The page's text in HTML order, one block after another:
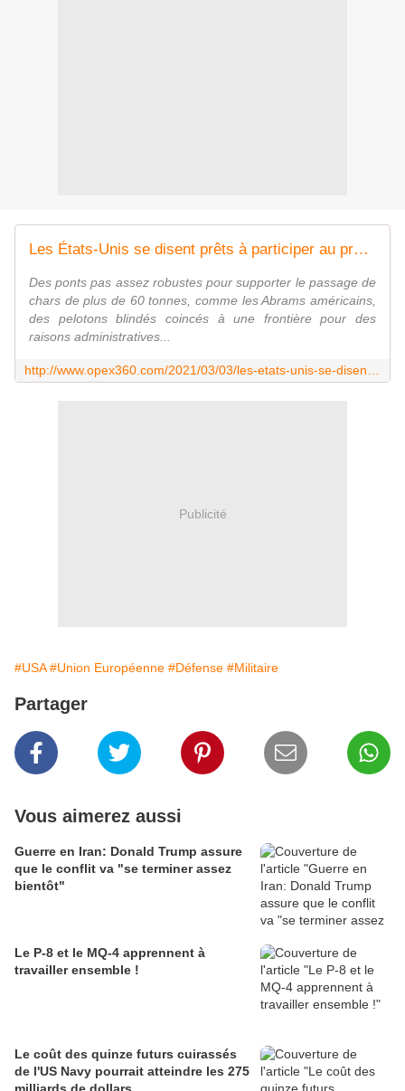
Les États-Unis se disent prêts à participer au projet de l'UE visant à améliorer la mobilité militaire en Europe
Des ponts pas assez robustes pour supporter le passage de
chars de plus de 60 tonnes, comme les Abrams américains,
des pelotons blindés coincés à une frontière pour des
raisons administratives...
Publicité
#USA #Union Européenne #Défense #Militaire
Partager
Vous aimerez aussi
Guerre en Iran: Donald Trump assure
que le conflit va "se terminer assez
bientôt"
Le P-8 et le MQ-4 apprennent à
travailler ensemble !
Le coût des quinze futurs cuirassés
de l'US Navy pourrait atteindre les 275